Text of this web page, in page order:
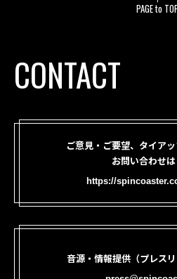
PAGE to
CONTACT
ご意見・ご要望、タイア
お問い合わせは
https://
音源・情報提供（プレス